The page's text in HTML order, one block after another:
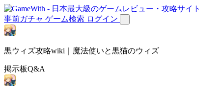
事前ガチャ ゲーム検索 ログイン
黒ウィズ攻略wiki｜魔法使いと黒猫のウィズ
掲示板Q&A